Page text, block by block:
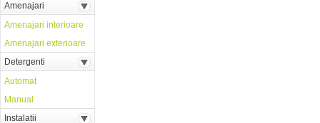
Amenajari
Amenajari interioare
Amenajari exterioare
Detergenti
Automat
Manual
Instalatii